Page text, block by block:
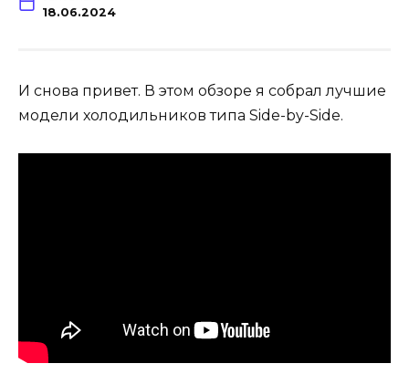
18.06.2024
И снова привет. В этом обзоре я собрал лучшие
модели холодильников типа Side-by-Side.